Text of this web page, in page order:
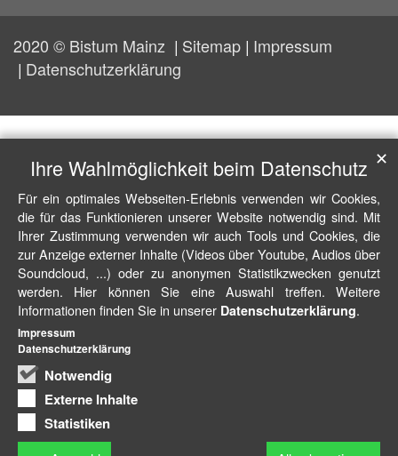
2020 © Bistum Mainz Sitemap Impressum
Datenschutzerklärung
Ihre Wahlmöglichkeit beim Datenschutz
Für ein optimales Webseiten-Erlebnis verwenden wir Cookies,
die für das Funktionieren unserer Website notwendig sind. Mit
Ihrer Zustimmung verwenden wir auch Tools und Cookies, die
zur Anzeige externer Inhalte (Videos über Youtube, Audios über
Soundcloud, ...) oder zu anonymen Statistikzwecken genutzt
werden. Hier können Sie eine Auswahl treffen. Weitere
Informationen finden Sie in unserer Datenschutzerklärung.
Notwendig
Externe Inhalte
Statistiken
✕
Impressum
Datenschutzerklärung